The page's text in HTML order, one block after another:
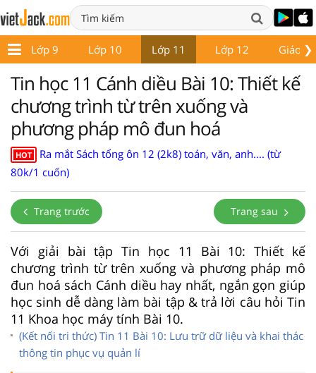
❯
Lớp 9 Lớp 10 Lớp 11 Lớp 12 Giáo
Tin học 11 Cánh diều Bài 10: Thiết kế
chương trình từ trên xuống và
phương pháp mô đun hoá
HOT
Ra mắt Sách tổng ôn 12 (2k8) toán, văn, anh.... (từ
80k/1 cuốn)
Trang trước Trang sau
Với giải bài tập Tin học 11 Bài 10: Thiết kế
chương trình từ trên xuống và phương pháp mô
đun hoá sách Cánh diều hay nhất, ngắn gọn giúp
học sinh dễ dàng làm bài tập & trả lời câu hỏi Tin
11 Khoa học máy tính Bài 10.
(Kết nối tri thức) Tin 11 Bài 10: Lưu trữ dữ liệu và khai thác
thông tin phục vụ quản lí